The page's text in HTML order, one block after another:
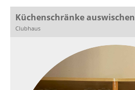
Küchenschränke auswischen
Clubhaus